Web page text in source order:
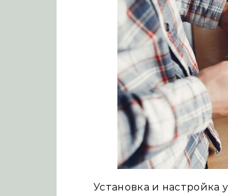
Установка и настройка